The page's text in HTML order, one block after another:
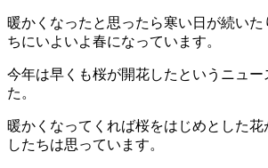
暖かくなったと思ったら寒い日が続いた
ちにいよいよ春になっています。
今年は早くも桜が開花したというニュー
た。
暖かくなってくれば桜をはじめとした花
したちは思っています。